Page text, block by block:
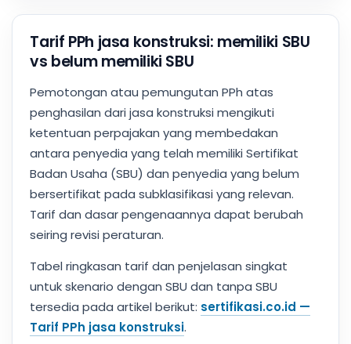
Tarif PPh jasa konstruksi: memiliki SBU
vs belum memiliki SBU
Pemotongan atau pemungutan PPh atas
penghasilan dari jasa konstruksi mengikuti
ketentuan perpajakan yang membedakan
antara penyedia yang telah memiliki Sertifikat
Badan Usaha (SBU) dan penyedia yang belum
bersertifikat pada subklasifikasi yang relevan.
Tarif dan dasar pengenaannya dapat berubah
seiring revisi peraturan.
Tabel ringkasan tarif dan penjelasan singkat
untuk skenario dengan SBU dan tanpa SBU
tersedia pada artikel berikut: sertifikasi.co.id —
Tarif PPh jasa konstruksi.